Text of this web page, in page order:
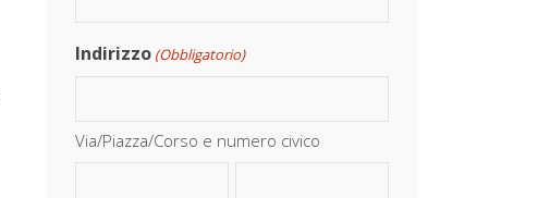
Indirizzo (Obbligatorio)
Via/Piazza/Corso e numero civico